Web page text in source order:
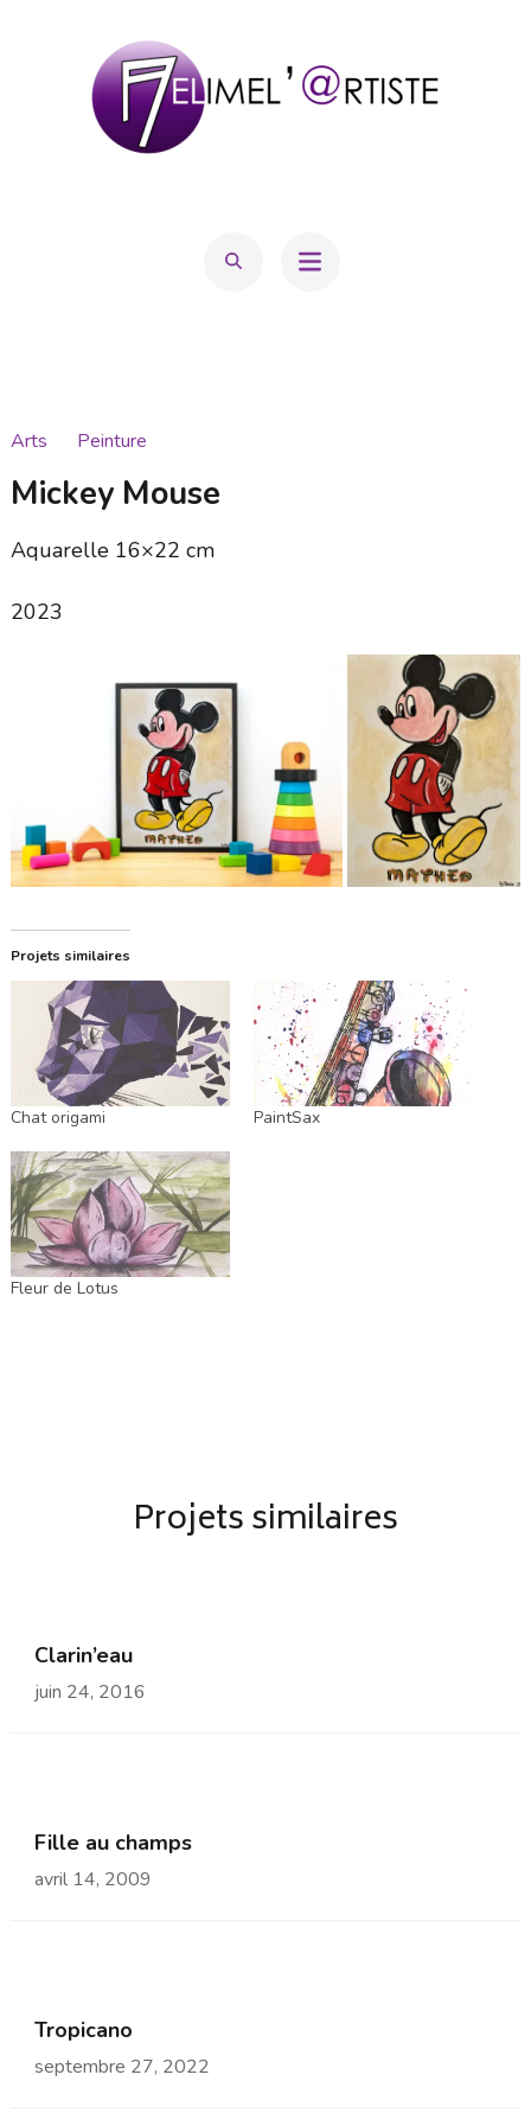
Arts Peinture
Mickey Mouse
Aquarelle 16×22 cm
2023
Projets similaires
Chat origami PaintSax
Fleur de Lotus
Projets similaires
Clarin’eau
juin 24, 2016
Fille au champs
avril 14, 2009
Tropicano
septembre 27, 2022